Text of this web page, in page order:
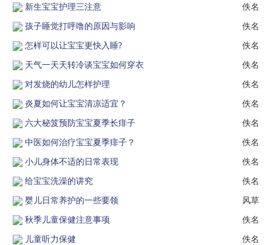
新生宝宝护理三注意
佚名
孩子睡觉打呼噜的原因与影响
佚名
怎样可以让宝宝更快入睡?
佚名
天气一天天转冷谈宝宝如何穿衣
佚名
对发烧的幼儿怎样护理
佚名
炎夏如何让宝宝清凉适宜？
佚名
六大秘笈预防宝宝夏季长痱子
佚名
中医如何治疗宝宝夏季痱子？
佚名
小儿身体不适的日常表现
佚名
给宝宝洗澡的讲究
佚名
婴儿日常养护的一些要领
风草
秋季儿童保健注意事项
佚名
儿童听力保健
佚名